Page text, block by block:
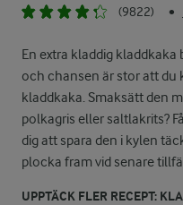
(9822) •
En extra kladdig
och chansen är stor att du
kladdkaka. Smaksätt den
polkagris eller saltlakrits?
dig att spara den i kylen
plocka fram vid senare
UPPTÄCK FLER RECEPT: